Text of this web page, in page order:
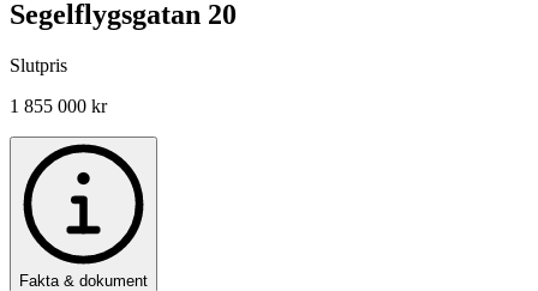
Segelflygsgatan 20
Slutpris
1 855 000 kr
Fakta & dokument